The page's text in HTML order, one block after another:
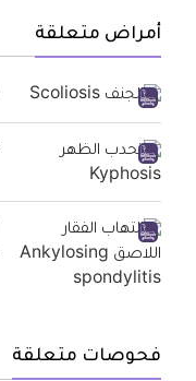
أمراض متعلقة
فحوصات متعلقة